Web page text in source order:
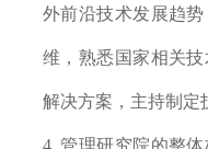
外前沿技术发展趋
维，熟悉国家相关
解决方案，主持制定
4. 管理研究院的整